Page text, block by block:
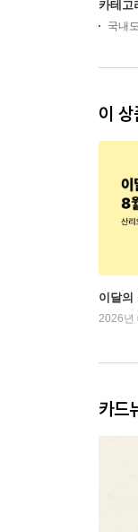
카테고
국내
이
이달의
2026년
카드